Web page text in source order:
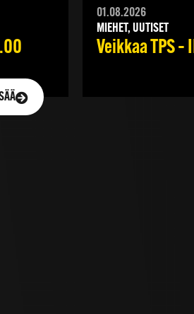
01.08.2026
MIEHET, UUTISET
Veikkaa TPS